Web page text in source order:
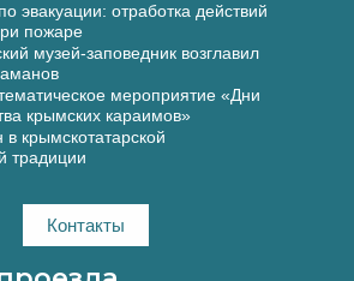
эвакуации: отработка действий
пожаре
музей-заповедник возглавил
мероприятие «Дни
крымских караимов»
крымскотатарской
традиции
Контакты